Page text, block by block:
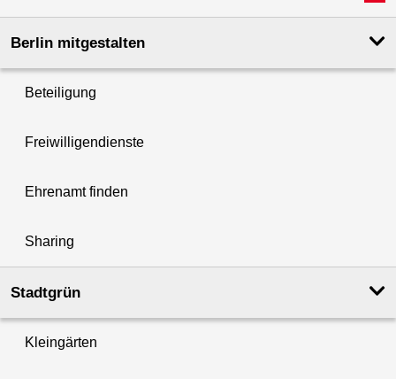
Berlin mitgestalten
Beteiligung
Freiwilligendienste
Ehrenamt finden
Sharing
Stadtgrün
Kleingärten